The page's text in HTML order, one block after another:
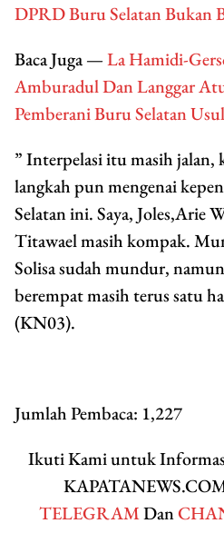
DPRD Buru Selatan Bukan
Baca Juga —La Hamidi-
Amburadul Dan Langgar
Pemberani Buru Selatan
” Interpelasi itu masih
langkah pun mengenai
Selatan ini. Saya, Joles,Arie
Titawael masih kompak.
Solisa sudah mundur,
berempat masih terus satu
(KN03).
Jumlah Pembaca: 1,227
Ikuti Kami untuk
TELEGRAMDan